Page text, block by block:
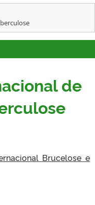
de
Brucelose e